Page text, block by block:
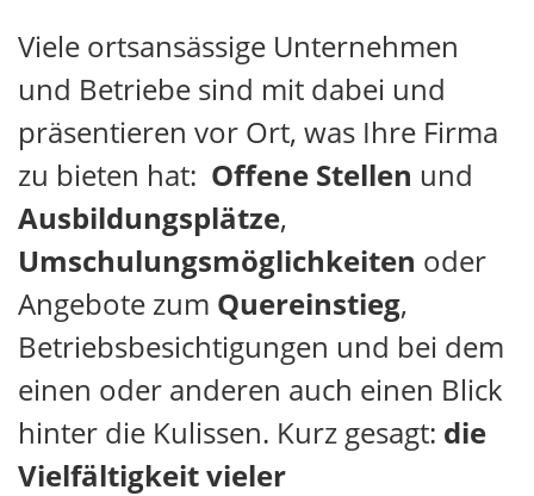
Viele ortsansässige Unternehmen
und Betriebe sind mit dabei und
präsentieren vor Ort, was Ihre Firma
zu bieten hat: Offene Stellen und
Ausbildungsplätze,
Umschulungsmöglichkeiten oder
Angebote zum Quereinstieg,
Betriebsbesichtigungen und bei dem
einen oder anderen auch einen Blick
hinter die Kulissen. Kurz gesagt: die
Vielfältigkeit vieler